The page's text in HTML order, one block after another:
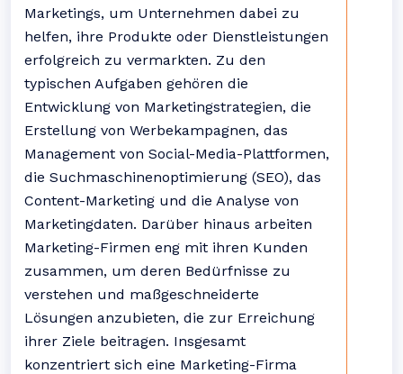
Marketings, um Unternehmen dabei zu
helfen, ihre Produkte oder Dienstleistungen
erfolgreich zu vermarkten. Zu den
typischen Aufgaben gehören die
Entwicklung von Marketingstrategien, die
Erstellung von Werbekampagnen, das
Management von Social-Media-Plattformen,
die Suchmaschinenoptimierung (SEO), das
Content-Marketing und die Analyse von
Marketingdaten. Darüber hinaus arbeiten
Marketing-Firmen eng mit ihren Kunden
zusammen, um deren Bedürfnisse zu
verstehen und maßgeschneiderte
Lösungen anzubieten, die zur Erreichung
ihrer Ziele beitragen. Insgesamt
konzentriert sich eine Marketing-Firma